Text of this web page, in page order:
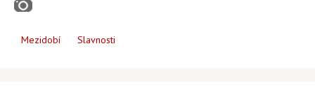
Mezidobí Slavnosti